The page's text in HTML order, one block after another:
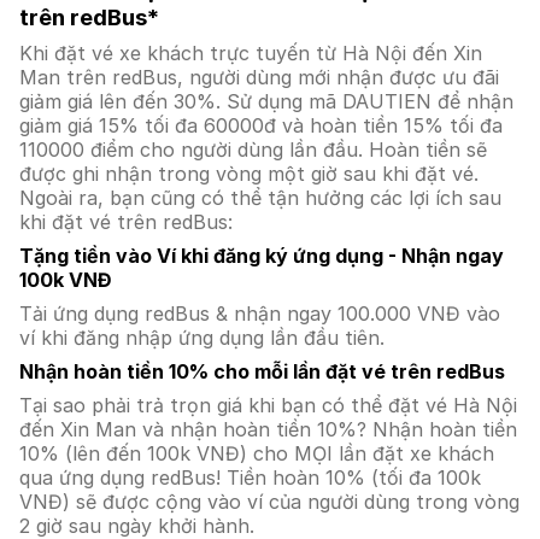
trên redBus*
Khi đặt vé xe khách trực tuyến từ Hà Nội đến Xin
Man trên redBus, người dùng mới nhận được ưu đãi
giảm giá lên đến 30%. Sử dụng mã DAUTIEN để nhận
giảm giá 15% tối đa 60000đ và hoàn tiền 15% tối đa
110000 điểm cho người dùng lần đầu. Hoàn tiền sẽ
được ghi nhận trong vòng một giờ sau khi đặt vé.
Ngoài ra, bạn cũng có thể tận hưởng các lợi ích sau
khi đặt vé trên redBus:
Tặng tiền vào Ví khi đăng ký ứng dụng - Nhận ngay
100k VNĐ
Tải ứng dụng redBus & nhận ngay 100.000 VNĐ vào
ví khi đăng nhập ứng dụng lần đầu tiên.
Nhận hoàn tiền 10% cho mỗi lần đặt vé trên redBus
Tại sao phải trả trọn giá khi bạn có thể đặt vé Hà Nội
đến Xin Man và nhận hoàn tiền 10%? Nhận hoàn tiền
10% (lên đến 100k VNĐ) cho MỌI lần đặt xe khách
qua ứng dụng redBus! Tiền hoàn 10% (tối đa 100k
VNĐ) sẽ được cộng vào ví của người dùng trong vòng
2 giờ sau ngày khởi hành.